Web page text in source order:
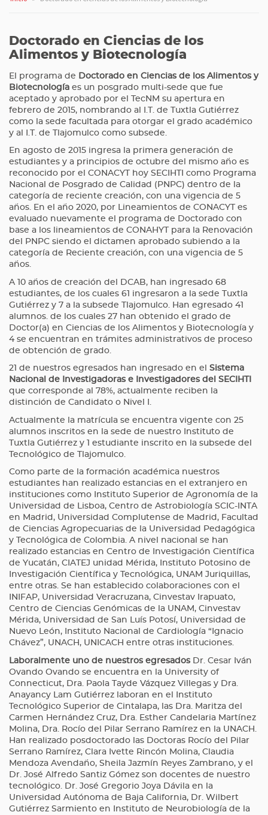
Doctorado en Ciencias de los
Alimentos y Biotecnología
El programa de Doctorado en Ciencias de los Alimentos y
Biotecnología es un posgrado multi-sede que fue
aceptado y aprobado por el TecNM su apertura en
febrero de 2015, nombrando al I.T. de Tuxtla Gutiérrez
como la sede facultada para otorgar el grado académico
y al I.T. de Tlajomulco como subsede.
En agosto de 2015 ingresa la primera generación de
estudiantes y a principios de octubre del mismo año es
reconocido por el CONACYT hoy SECIHTI como Programa
Nacional de Posgrado de Calidad (PNPC) dentro de la
categoría de reciente creación, con una vigencia de 5
años. En el año 2020, por Lineamientos de CONACYT es
evaluado nuevamente el programa de Doctorado con
base a los lineamientos de CONAHYT para la Renovación
del PNPC siendo el dictamen aprobado subiendo a la
categoría de Reciente creación, con una vigencia de 5
años.
A 10 años de creación del DCAB, han ingresado 68
estudiantes, de los cuales 61 ingresaron a la sede Tuxtla
Gutiérrez y 7 a la subsede Tlajomulco. Han egresado 41
alumnos. de los cuales 27 han obtenido el grado de
Doctor(a) en Ciencias de los Alimentos y Biotecnología y
4 se encuentran en trámites administrativos de proceso
de obtención de grado.
21 de nuestros egresados han ingresado en el Sistema
Nacional de Investigadoras e Investigadores del SECIHTI
que corresponde al 78%, actualmente reciben la
distinción de Candidato o Nivel I.
Actualmente la matrícula se encuentra vigente con 25
alumnos inscritos en la sede de nuestro Instituto de
Tuxtla Gutiérrez y 1 estudiante inscrito en la subsede del
Tecnológico de Tlajomulco.
Como parte de la formación académica nuestros
estudiantes han realizado estancias en el extranjero en
instituciones como Instituto Superior de Agronomía de la
Universidad de Lisboa, Centro de Astrobiología SCIC-INTA
en Madrid, Universidad Complutense de Madrid, Facultad
de Ciencias Agropecuarias de la Universidad Pedagógica
y Tecnológica de Colombia. A nivel nacional se han
realizado estancias en Centro de Investigación Científica
de Yucatán, CIATEJ unidad Mérida, Instituto Potosino de
Investigación Científica y Tecnológica, UNAM Juriquillas,
entre otras. Se han establecido colaboraciones con el
INIFAP, Universidad Veracruzana, Cinvestav Irapuato,
Centro de Ciencias Genómicas de la UNAM, Cinvestav
Mérida, Universidad de San Luís Potosí, Universidad de
Nuevo León, Instituto Nacional de Cardiología “Ignacio
Chávez”, UNACH, UNICACH entre otras instituciones.
Laboralmente uno de nuestros egresados Dr. Cesar Iván
Ovando Ovando se encuentra en la University of
Connecticut, Dra. Paola Tayde Vázquez Villegas y Dra.
Anayancy Lam Gutiérrez laboran en el Instituto
Tecnológico Superior de Cintalapa, las Dra. Maritza del
Carmen Hernández Cruz, Dra. Esther Candelaria Martínez
Molina, Dra. Rocío del Pilar Serrano Ramírez en la UNACH.
Han realizado posdoctorado las Doctoras Rocío del Pilar
Serrano Ramírez, Clara Ivette Rincón Molina, Claudia
Mendoza Avendaño, Sheila Jazmín Reyes Zambrano, y el
Dr. José Alfredo Santiz Gómez son docentes de nuestro
tecnológico. Dr. José Gregorio Joya Dávila en la
Universidad Autónoma de Baja California, Dr. Wilbert
Gutiérrez Sarmiento en Instituto de Neurobiología de la